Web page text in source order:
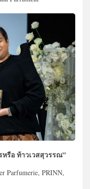
รือ ท้าวเวสสุวรรณ”
Parfumerie, PRINN,